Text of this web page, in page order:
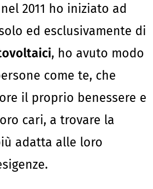
2011 ho iniziato ad
ed esclusivamente di
, ho avuto modo
come te, che
il proprio benessere e
cari, a trovare la
adatta alle loro